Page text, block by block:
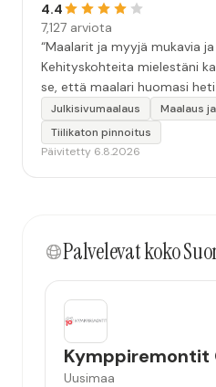
4.4
7,127 arviota
“Maalarit ja myyjä mukavia
Kehityskohteita mielestäni
se, että maalari huomasi
värin erot mitä en
kohtaa huomattu mutta toki
tilanteessa myyjä olisi jo
mahdollisuus että palveluita
Julkisivumaalaus
Maalaus
Tiilikaton pinnoitus
Päivitetty 6.8.2026
Palvelevat koko
Kymppiremontit
Uusimaa